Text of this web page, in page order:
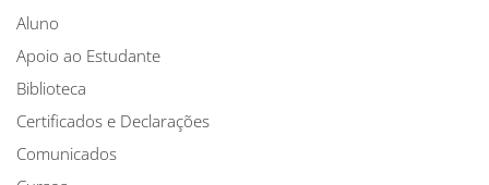
Aluno
Apoio ao Estudante
Biblioteca
Certificados e Declarações
Comunicados